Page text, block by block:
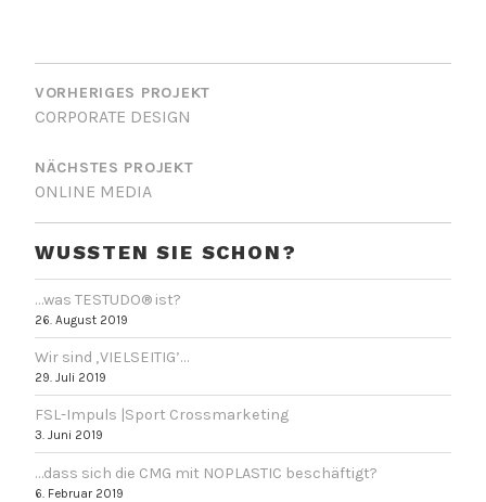
BEITRAGSNAVIGATION
VORHERIGES PROJEKT
CORPORATE DESIGN
NÄCHSTES PROJEKT
ONLINE MEDIA
WUSSTEN SIE SCHON?
…was TESTUDO® ist?
26. August 2019
Wir sind ‚VIELSEITIG’…
29. Juli 2019
FSL-Impuls |Sport Crossmarketing
3. Juni 2019
…dass sich die CMG mit NOPLASTIC beschäftigt?
6. Februar 2019